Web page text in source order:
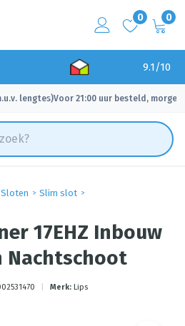
0 0
9.1/10
lengtes)
✓ Voor 21:00 uur besteld, morgen
Sloten
Slim slot
17EHZ Inbouw
Nachtschoot
Merk: Lips